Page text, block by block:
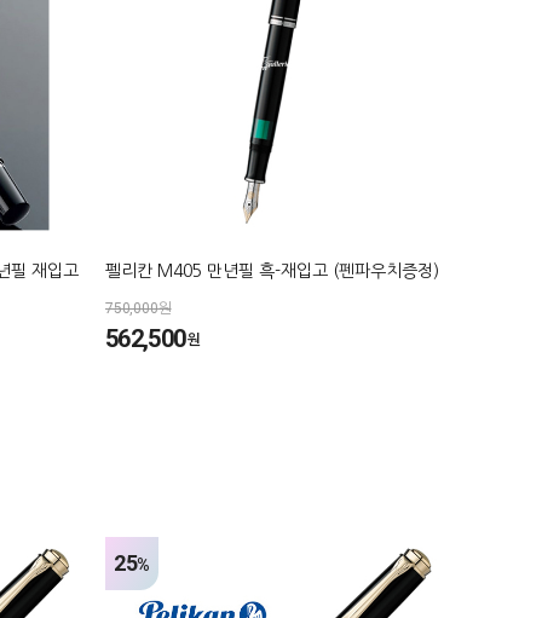
필 재입고 펠리칸 M405 만년필 흑-재입고 (펜파우치증정)
750,000원
562,500원
25%